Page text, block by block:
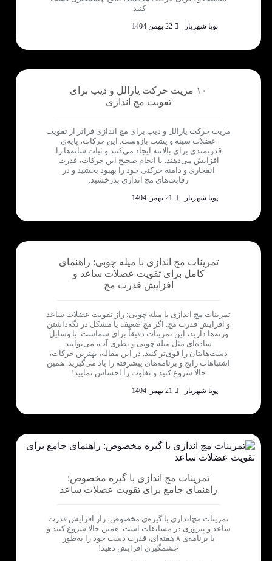
کنید.
پویا شهریار
۱۰ مزیت حرکت پارالل و دیپ برای
تقویت مچ اندازی
مزیت حرکت پارالل و دیپ برای مچ اندازی فراتر از تقویت
عضلات سینه و پشت بازوست. این حرکات، پایه‌ی
قدرتمندی برای بالاتنه ایجاد می‌کنند و ثبات شانه‌ها را
افزایش می‌دهند. با انجام صحیح این حرکات، قدرت
انفجاری و دامنه حرکتی خود را بهبود بخشید و در
رقابت‌های مچ اندازی بدرخشید.
پویا شهریار
تمرینات مچ اندازی با میله چوبی: راهنمای
کامل برای تقویت عضلات ساعد و
افزایش قدرت مچ
تمرینات مچ اندازی با میله چوبی: راز تقویت عضلات ساعد
و افزایش قدرت مچ. اگر مچ ضعیف یا مشکل در نگه‌داشتن
وزنه‌ها دارید، این تمرینات دقیقاً برای شماست. با وسایل
ساده‌ای مثل میله چوبی و بطری آب، می‌توانید
دست‌هایتان را قوی‌تر کنید. در این مقاله، بهترین حرکات،
اشتباهات رایج و برنامه‌های پیشرفته را یاد می‌گیرید. همین
حالا شروع کنید و تفاوت را احساس نمایید!
پویا شهریار
تمرینات مچ اندازی با گیره مخصوص:
راهنمای جامع برای تقویت عضلات ساعد
تمرینات مچ‌اندازی با گیره‌ی مخصوص، راز افزایش قدرت
ساعد و پیروزی در مسابقات است. همین حالا شروع کنید و
با برنامه‌ی ۸ هفته‌ای، قدرت دست خود را به‌طور
چشمگیری افزایش دهید!